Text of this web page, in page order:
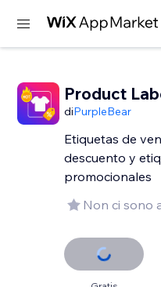
Product
diPurpleBear
Etiquetas de
descuento y
promocionales
Non ci sono